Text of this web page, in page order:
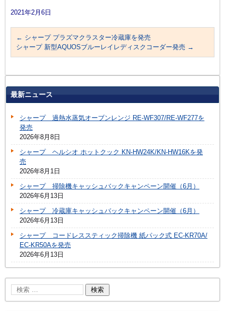
2021年2月6日
← シャープ プラズマクラスター冷蔵庫を発売
シャープ 新型AQUOSブルーレイレディスクコーダー発売 →
最新ニュース
シャープ 過熱水蒸気オーブンレンジ RE-WF307/RE-WF277を
発売
2026年8月8日
シャープ ヘルシオ ホットクック KN-HW24K/KN-HW16Kを発
売
2026年8月1日
シャープ 掃除機キャッシュバックキャンペーン開催（6月）
2026年6月13日
シャープ 冷蔵庫キャッシュバックキャンペーン開催（6月）
2026年6月13日
シャープ コードレススティック掃除機 紙パック式 EC-KR70A/
EC-KR50Aを発売
2026年6月13日